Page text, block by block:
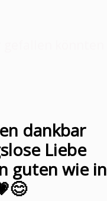
könnten
dankbar
Liebe
guten wie in